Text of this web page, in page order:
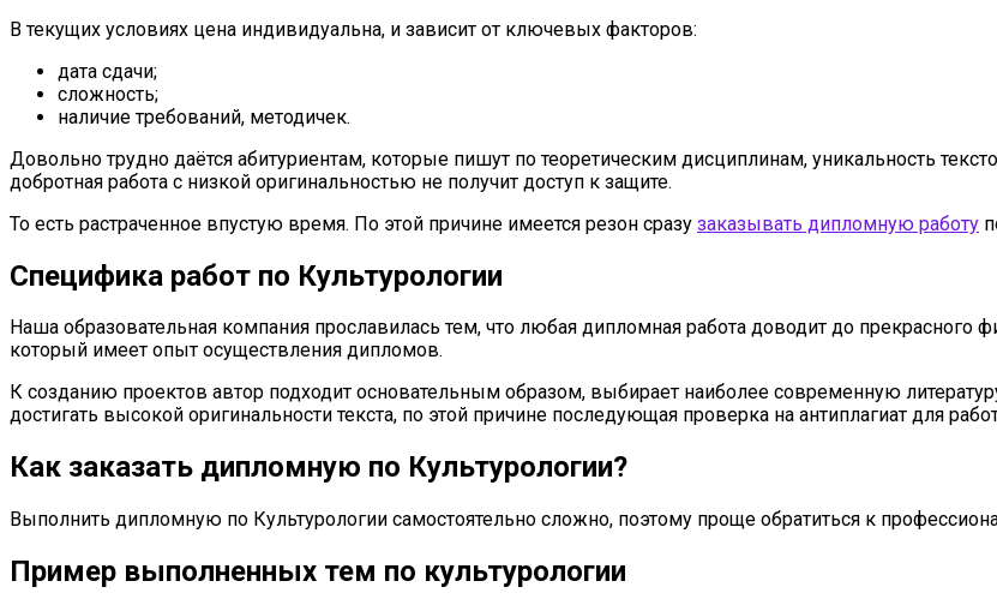
В текущих условиях цена индивидуальна, и зависит от ключевых факторов:
дата сдачи;
сложность;
наличие требований, методичек.
Довольно трудно даётся абитуриентам, которые пишут по теоретическим дисциплинам, уникальность
добротная работа с низкой оригинальностью не получит доступ к защите.
То есть растраченное впустую время. По этой причине имеется резон сразу заказывать дипломную работу
Специфика работ по Культурологии
Наша образовательная компания прославилась тем, что любая дипломная работа доводит до
который имеет опыт осуществления дипломов.
К созданию проектов автор подходит основательным образом, выбирает наиболее современную
достигать высокой оригинальности текста, по этой причине последующая проверка на антиплагиат для
Как заказать дипломную по Культурологии?
Выполнить дипломную по Культурологии самостоятельно сложно, поэтому проще обратиться к
Пример выполненных тем по культурологии